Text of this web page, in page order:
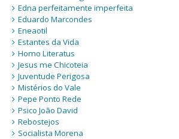
Edna perfeitamente imperfeita
Eduardo Marcondes
Eneaotil
Estantes da Vida
Homo Literatus
Jesus me Chicoteia
Juventude Perigosa
Mistérios do Vale
Pepe Ponto Rede
Psico João David
Rebostejos
Socialista Morena